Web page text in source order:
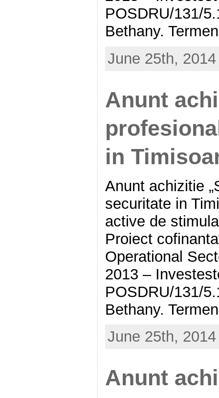
POSDRU/131/
Bethany.
June 25th, 2014
Anunt
in
Anunt achizitie
securitate in
active de
Proiect
Operational
2013 –
POSDRU/131/
Bethany.
June 25th, 2014
Anunt